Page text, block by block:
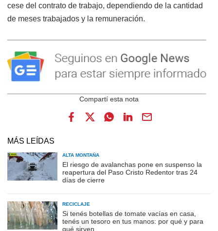
cese del contrato de trabajo, dependiendo de la cantidad
de meses trabajados y la remuneración.
MÁS LEÍDAS
ALTA MONTAÑA
El riesgo de avalanchas pone en suspenso la
reapertura del Paso Cristo Redentor tras 24
días de cierre
RECICLAJE
Si tenés botellas de tomate vacías en casa,
tenés un tesoro en tus manos: por qué y para
qué sirven